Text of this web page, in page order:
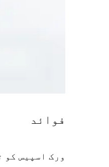
فوائد
ورک اسپیس کو